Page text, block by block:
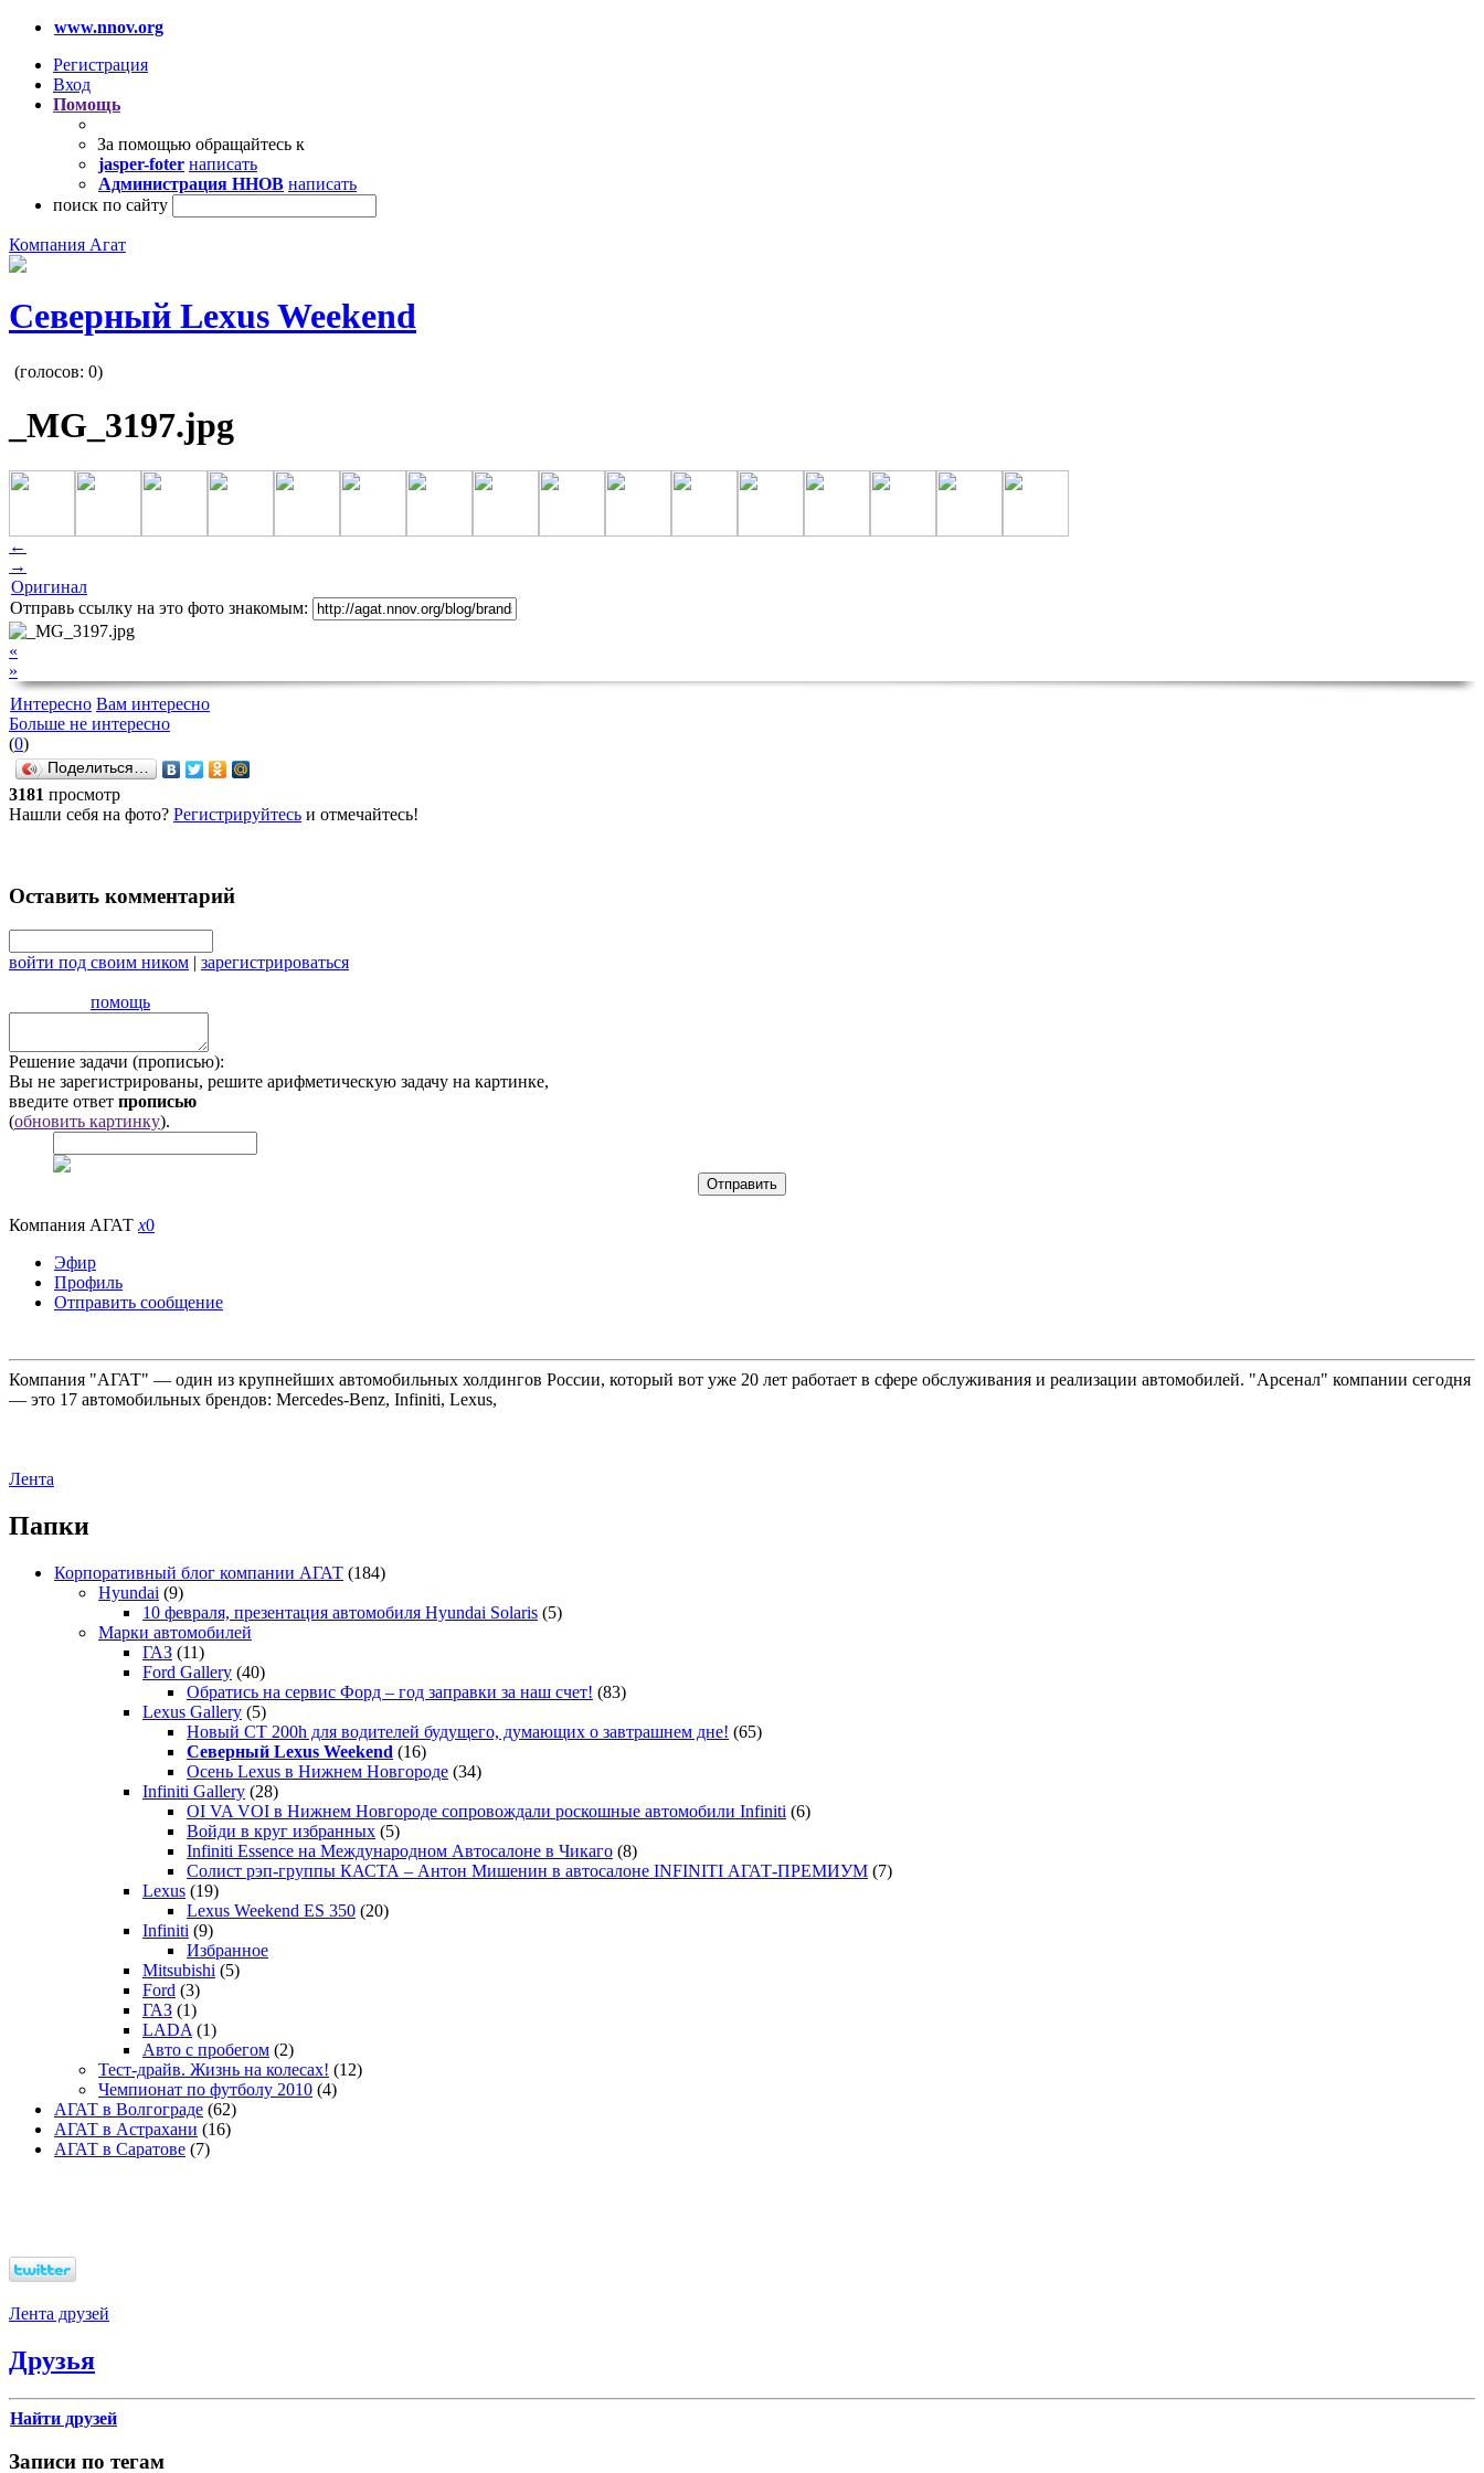
www.nnov.org
Регистрация
Вход
Помощь
За помощью обращайтесь к
jasper-foter написать
Администрация ННОВ написать
поиск по сайту
Компания Агат
Северный Lexus Weekend
(голосов: 0)
_MG_3197.jpg
←
→
Оригинал
Отправь ссылку на это фото знакомым:
«
»
Интересно Вам интересно
Больше не интересно
(0)
Поделиться…
3181 просмотр
Нашли себя на фото? Регистрируйтесь и отмечайтесь!
Оставить комментарий
войти под своим ником | зарегистрироваться
помощь
Решение задачи (прописью):
Вы не зарегистрированы, решите арифметическую задачу на картинке,
введите ответ прописью
(обновить картинку).
Компания АГАТ x0
Эфир
Профиль
Отправить сообщение
Компания "АГАТ" — один из крупнейших автомобильных холдингов России, который вот уже 20 лет работает в сфере обслуживания и реализации автомобилей. "Арсенал" компании сегодня
— это 17 автомобильных брендов: Mercedes-Benz, Infiniti, Lexus,
Лента
Папки
Корпоративный блог компании АГАТ (184)
Hyundai (9)
10 февраля, презентация автомобиля Hyundai Solaris (5)
Марки автомобилей
ГАЗ (11)
Ford Gallery (40)
Обратись на сервис Форд – год заправки за наш счет! (83)
Lexus Gallery (5)
Новый CT 200h для водителей будущего, думающих о завтрашнем дне! (65)
Северный Lexus Weekend (16)
Осень Lexus в Нижнем Новгороде (34)
Infiniti Gallery (28)
OI VA VOI в Нижнем Новгороде сопровождали роскошные автомобили Infiniti (6)
Войди в круг избранных (5)
Infiniti Essence на Международном Автосалоне в Чикаго (8)
Солист рэп-группы КАСТА – Антон Мишенин в автосалоне INFINITI АГАТ-ПРЕМИУМ (7)
Lexus (19)
Lexus Weekend ES 350 (20)
Infiniti (9)
Избранное
Mitsubishi (5)
Ford (3)
ГАЗ (1)
LADA (1)
Авто с пробегом (2)
Тест-драйв. Жизнь на колесах! (12)
Чемпионат по футболу 2010 (4)
АГАТ в Волгограде (62)
АГАТ в Астрахани (16)
АГАТ в Саратове (7)
Лента друзей
Друзья
Найти друзей
Записи по тегам